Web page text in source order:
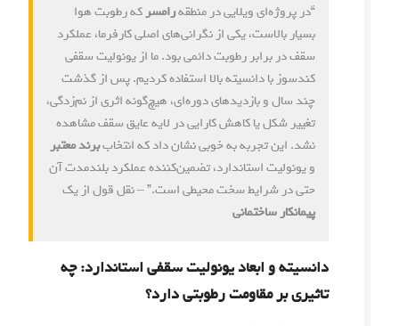
“در پروژه‌ای ویلایی در منطقهرامسرکه رطوبت هوا
بسیار بالاست، یکی از نگرانی‌های اصلی کارفرما، عملکرد
سقف در برابر رطوبت دائمی بود. ما از یونولیت سقفی
کندسوز با دانسیته بالا استفاده کردیم. پس از گذشت
چند سال و بازدیدهای دوره‌ای، هیچ‌گونه اثری از نم‌زدگی،
تغییر شکل یا کاهش کارایی در لایه عایق سقف مشاهده
نشد. این تجربه به خوبی نشان داد که انتخاببرند معتبر
و یونولیت استاندارد، تضمین‌کننده عملکرد بلندمدت آن
حتی در شرایط سخت محیطی است.” – نقل قول از یک
پیمانکار ساختمانی
دانسیته و ابعاد یونولیت سقفی استاندارد: چه
تاثیری بر مقاومت رطوبتی دارد؟